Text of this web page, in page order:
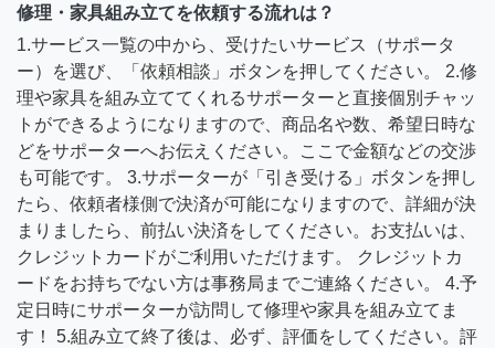
修理・家具組み立てを依頼する流れは？
1.サービス一覧の中から、受けたいサービス（サポータ
ー）を選び、「依頼相談」ボタンを押してください。 2.修
理や家具を組み立ててくれるサポーターと直接個別チャッ
トができるようになりますので、商品名や数、希望日時な
どをサポーターへお伝えください。ここで金額などの交渉
も可能です。 3.サポーターが「引き受ける」ボタンを押し
たら、依頼者様側で決済が可能になりますので、詳細が決
まりましたら、前払い決済をしてください。お支払いは、
クレジットカードがご利用いただけます。 クレジットカ
ードをお持ちでない方は事務局までご連絡ください。 4.予
定日時にサポーターが訪問して修理や家具を組み立てま
す！ 5.組み立て終了後は、必ず、評価をしてください。評